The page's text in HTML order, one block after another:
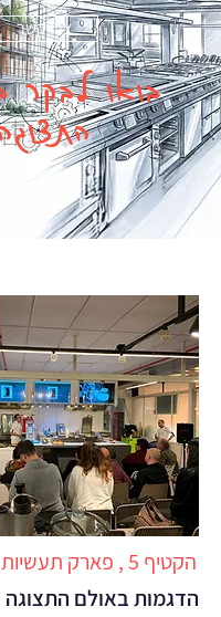
צרו קשר
בואו לבקר
הקטיף 5 , פארק תעשיות עמק חפר
הדגמות באולם התצוגה